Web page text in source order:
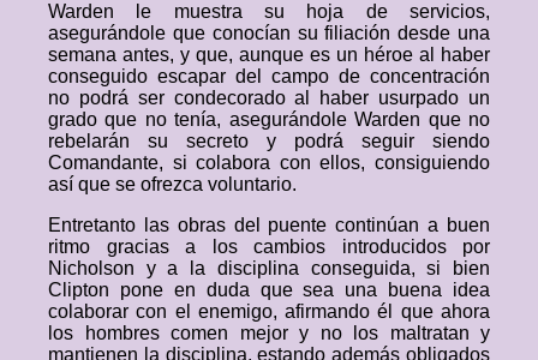
Warden le muestra su hoja de servicios,
asegurándole que conocían su filiación desde una
semana antes, y que, aunque es un héroe al haber
conseguido escapar del campo de concentración
no podrá ser condecorado al haber usurpado un
grado que no tenía, asegurándole Warden que no
rebelarán su secreto y podrá seguir siendo
Comandante, si colabora con ellos, consiguiendo
así que se ofrezca voluntario.
Entretanto las obras del puente continúan a buen
ritmo gracias a los cambios introducidos por
Nicholson y a la disciplina conseguida, si bien
Clipton pone en duda que sea una buena idea
colaborar con el enemigo, afirmando él que ahora
los hombres comen mejor y no los maltratan y
mantienen la disciplina, estando además obligados